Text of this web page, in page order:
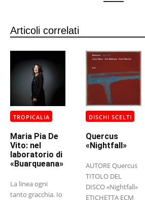
Articoli correlati
TROPICALIA
Maria Pia De
Vito: nel
laboratorio di
«Buarqueana»
La linea ogni
tanto gracchia. Io
DISCHI SCELTI
Quercus
«Nightfall»
AUTORE Quercus
TITOLO DEL
DISCO «Nightfall»
ETICHETTA ECM